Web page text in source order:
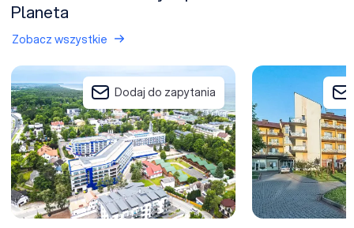
Planeta
Zobacz wszystkie
Hotel Wellness Medical Spa Unitral
Dodaj do zapytania
Hotel Jawor